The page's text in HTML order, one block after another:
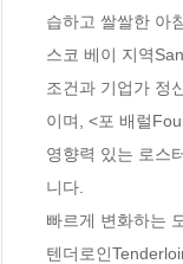
습하고 쌀쌀한 아
스코 베이 지역
조건과 기업가 정
이며, <포 배럴
영향력 있는 로스
니다.
빠르게 변화하는
텐더로인